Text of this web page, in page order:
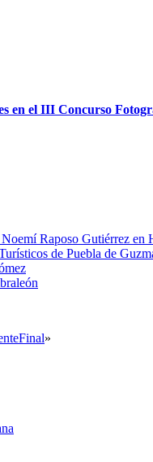
en el III Concurso
Raposo Gutiérrez en
de Puebla de
Final»